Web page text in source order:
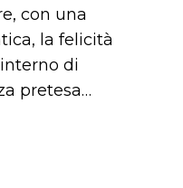
con una
la felicità
di
pretesa…